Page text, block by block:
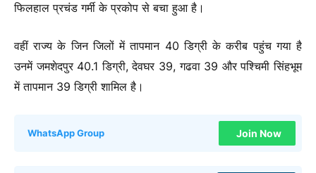
फिलहाल प्रचंड गर्मी के प्रकोप से बचा हुआ है।
वहीं राज्य के जिन जिलों में तापमान 40 डिग्री के करीब पहुंच गया है
उनमें जमशेदपुर 40.1 डिग्री, देवघर 39, गढवा 39 और पश्चिमी सिंहभूम
में तापमान 39 डिग्री शामिल है।
WhatsApp Group Join Now